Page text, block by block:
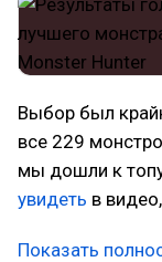
Выбор был
все 229
мы дошли к
увидеть в
Показать